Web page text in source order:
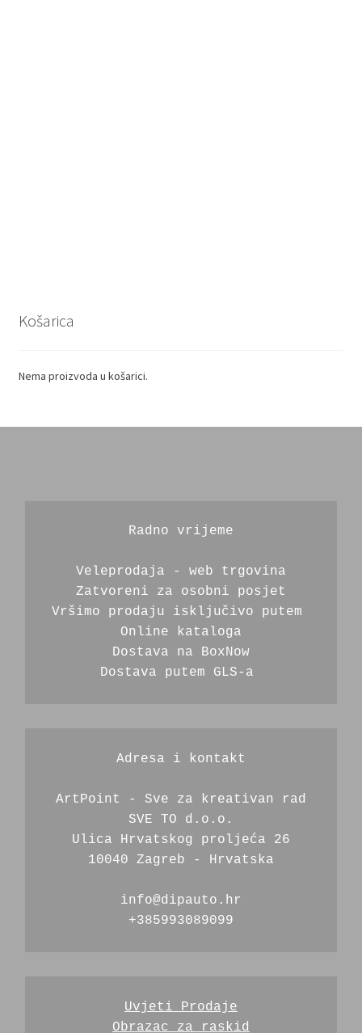
Košarica
Nema proizvoda u košarici.
Radno vrijeme
Veleprodaja - web trgovina
Zatvoreni za osobni posjet
Vršimo prodaju isključivo putem
Online kataloga
Dostava na BoxNow
Dostava putem GLS-a
Adresa i kontakt
ArtPoint - Sve za kreativan rad
SVE TO d.o.o.
Ulica Hrvatskog proljeća 26
10040 Zagreb - Hrvatska
info@dipauto.hr
+385993089099
Uvjeti Prodaje
Obrazac za raskid